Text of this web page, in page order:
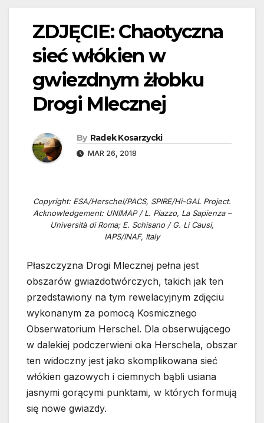
ZDJĘCIE: Chaotyczna
sieć włókien w
gwiezdnym żłobku
Drogi Mlecznej
By Radek Kosarzycki
MAR 26, 2018
Copyright: ESA/Herschel/PACS, SPIRE/Hi-GAL Project.
Acknowledgement: UNIMAP / L. Piazzo, La Sapienza –
Università di Roma; E. Schisano / G. Li Causi,
IAPS/INAF, Italy
Płaszczyzna Drogi Mlecznej pełna jest
obszarów gwiazdotwórczych, takich jak ten
przedstawiony na tym rewelacyjnym zdjęciu
wykonanym za pomocą Kosmicznego
Obserwatorium Herschel. Dla obserwującego
w dalekiej podczerwieni oka Herschela, obszar
ten widoczny jest jako skomplikowana sieć
włókien gazowych i ciemnych bąbli usiana
jasnymi gorącymi punktami, w których formują
się nowe gwiazdy.